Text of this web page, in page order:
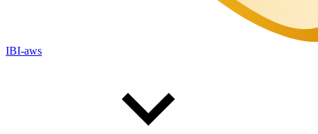
IBI-aws